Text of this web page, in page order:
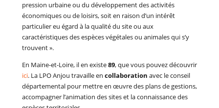
pression urbaine ou du développement des activités
économiques ou de loisirs, soit en raison d’un intérêt
particulier eu égard à la qualité du site ou aux
caractéristiques des espèces végétales ou animales qui s’y
trouvent ».
En Maine-et-Loire, il en existe89, que vous pouvez découvrir
ici. La LPO Anjou travaille en collaboration avec le conseil
départemental pour mettre en œuvre des plans de gestions,
accompagner l’animation des sites et la connaissance des